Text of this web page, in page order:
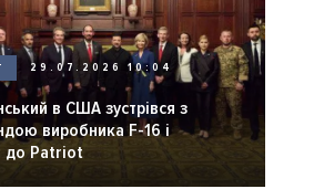
29.07.2026 10:04
в США зустрівся з
виробника F-16 і
до Patriot